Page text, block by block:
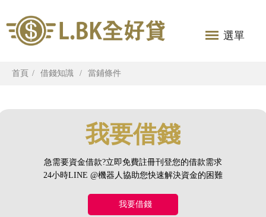
選單
首頁 借錢知識 當鋪條件
我要借錢
急需要資金借款?立即免費註冊刊登您的借款需求
24小時LINE @機器人協助您快速解決資金的困難
我要借錢